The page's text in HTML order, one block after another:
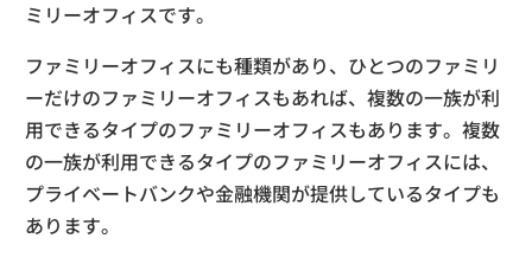
ミリーオフィスです。
ファミリーオフィスにも種類があり、ひとつのファミリ
ーだけのファミリーオフィスもあれば、複数の一族が利
用できるタイプのファミリーオフィスもあります。複数
の一族が利用できるタイプのファミリーオフィスには、
プライベートバンクや金融機関が提供しているタイプも
あります。